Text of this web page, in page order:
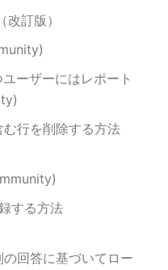
訂版）
ーザーにはレポート
行を削除する方法
する方法
回答に基づいてロー